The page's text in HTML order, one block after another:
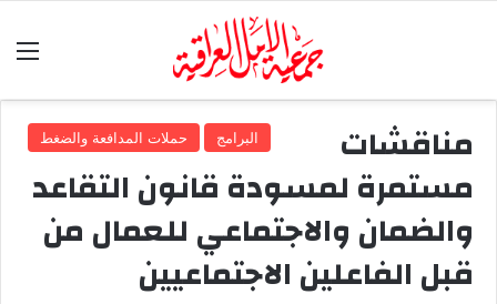
البرامج حملات المدافعة والضغط مناقشات
مستمرة لمسودة قانون التقاعد
والضمان والاجتماعي للعمال من
قبل الفاعلين الاجتماعيين